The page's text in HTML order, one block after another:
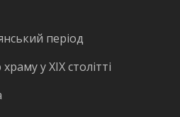
період
у ХІХ столітті